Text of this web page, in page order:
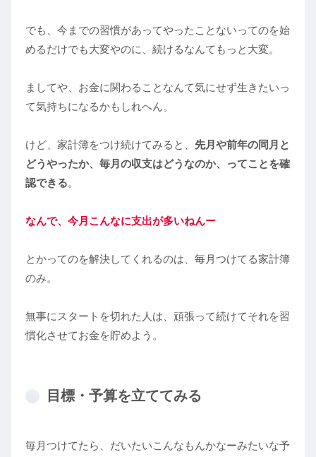
でも、今までの習慣があってやったことないってのを始
めるだけでも大変やのに、続けるなんてもっと大変。
ましてや、お金に関わることなんて気にせず生きたいっ
て気持ちになるかもしれへん。
けど、家計簿をつけ続けてみると、 先月や前年の同月と
どうやったか、毎月の収支はどうなのか、ってことを確
認できる。
なんで、今月こんなに支出が多いねんー
とかってのを解決してくれるのは、毎月つけてる家計簿
のみ。
無事にスタートを切れた人は、頑張って続けてそれを習
慣化させてお金を貯めよう。
目標・予算を立ててみる
毎月つけてたら、だいたいこんなもんかなーみたいな予